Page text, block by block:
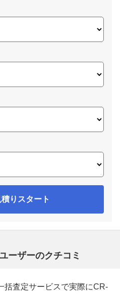
積りスタート
ーザーのクチコミ
括査定サービスで実際にCR-